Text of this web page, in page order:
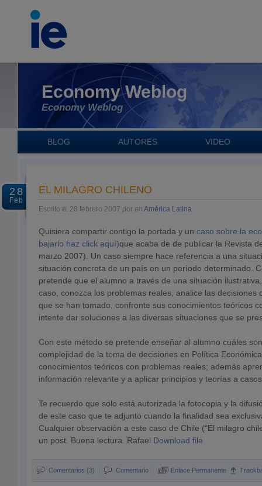
Economy Weblog
Economy Weblog
BLOG AUTORES VIDEO
28
Feb
EL MILAGRO CHILENO
Escrito el 28 febrero 2007 por en América Latina
Quisiera compartir contigo la portada y un caso sobre la
bajarlo haz click aquí)que acaba de de publicar la Revista
marzo 2007). Un caso siempre hace referencia a una
situación concreta de un país en un período determinado.
pretende que el alumno a través de una situación
caso, conozca los problemas reales, analice las decisiones
que se han tomado, confronte sus conocimientos teóricos
intente dar soluciones a las diversas situaciones que se
Con este método se pretende enseñar al alumno cuáles
complejidad de la toma de decisiones en Política
conocimientos teóricos con problemas reales; además
información relevante y a aplicar principios y teorías a
Te recuerdo que solo está autorizada la fotocopia y la
de este caso que te adjunto cuando la finalidad sea
Cualquier observación a este caso de Chile (“El milagro
un post. Buena lectura. Rafael Download file
Comentarios (3) Comentario Enlace Permanente